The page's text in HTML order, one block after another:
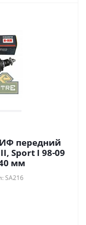
передний
Sport I 98-09
мм
SA216